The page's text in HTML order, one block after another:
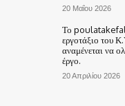
20 Μαΐου 2026
Το
εργοτάξιο του
αναμένεται να
έργο.
20 Απριλίου 2026